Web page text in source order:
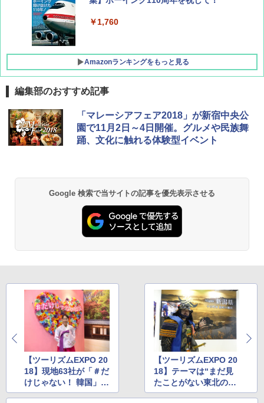
￥1,760
Amazonランキングをもっと見る
地球の歩き方 スター・ウォーズ
￥2,695
力的な町 2026～2027 地球の歩き方D アジア
￥2,079
￥2,479
A26 地球の歩き方 チェコ ポーランド スロヴ
ァキア 2026～2027 地球の歩き方A ヨーロッ
パ
￥2,277
[キャンパーズコレクション 山善] ポップアッ
プテント 傘みたいに広げて畳める パッとサ
ッとサンシェード キューブ フルクローズ メ
ッシュ 簡単設置 ワンタッチテント キャンプ
PYKES PEAK (パイクスピーク) 着替えテン
ト プライバシー テント 【中が透けない】 1
人用 折りたたみ 防災グッズ 災害用トイレ ビ
ーチ ピクニック ポップアップテント 携帯 簡
ENDLESS BASE 《めざましテレビで紹介》
テント ワンタッチ RENEW 幅200 2-3人用 43
500002(88859)
￥5,999
[キャンパーズコレクション 山善] 傘みたいに
広げるだけ パッとサッとテント ブラックコ
ーティング フルクローズ メッシュ 3-4人用
DEWEL パラソル 大型 ビーチ アウトドアパ
ラソル ガーデン サイトシート付 折りたたみ
防水 UVカット 4段階高さ調整 軽量 収納袋付
き
GRANDOOR ステンレス保冷剤 2個セット 2
026リニューアル 急速冷凍 空間倍増 衛生的
コンパクト 保冷力長持ち
￥2,980
【日本企業販売】超強力クマ対策スプレー 30
0ml（連続噴射30秒）110ml（連続噴射15
秒）射程5～10m 安全ロック搭載 携帯収納袋
付き ヒグマ・イノシシ対策 自治体・教育機
関の購入実績 登山・キャンプ・アウトドア・
防災用品 長期保存可能 緊急時用 日本国内発
送
￥3,680
Across やわらか保冷剤 日本製 固まらない 1
編集部のおすすめ記事
「マレーシアフェア2018」が新宿中央公
園で11月2日～4日開催。グルメや民族舞
踊、文化に触れる体験型イベント
Google 検索で当サイトの記事を優先表示させる
【ツーリズムEXPO 20
18】現地63社が「＃だ
けじゃない！ 韓国」を
発信。観光から医療ま
【ツーリズムEXPO 20
18】テーマは“まだ見
たことがない東北の四
季”。東北各県の四季